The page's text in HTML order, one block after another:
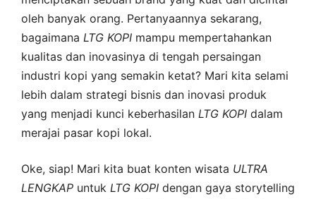
oleh banyak orang. Pertanyaannya sekarang,
bagaimana LTG KOPI mampu mempertahankan
kualitas dan inovasinya di tengah persaingan
industri kopi yang semakin ketat? Mari kita selami
lebih dalam strategi bisnis dan inovasi produk
yang menjadi kunci keberhasilan LTG KOPI dalam
merajai pasar kopi lokal.
Oke, siap! Mari kita buat konten wisata ULTRA
LENGKAP untuk LTG KOPI dengan gaya storytelling